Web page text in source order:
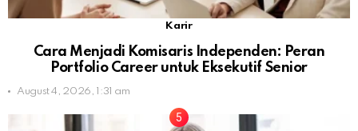
Karir
Cara Menjadi Komisaris Independen: Peran
Portfolio Career untuk Eksekutif Senior
August 4, 2026, 1:31 am